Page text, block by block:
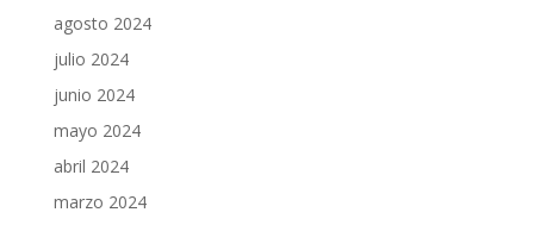
agosto 2024
julio 2024
junio 2024
mayo 2024
abril 2024
marzo 2024